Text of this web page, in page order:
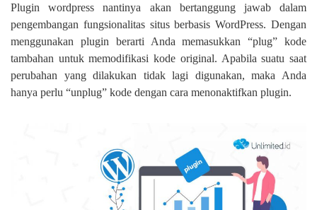
Plugin wordpress nantinya akan bertanggung jawab dalam
pengembangan fungsionalitas situs berbasis WordPress. Dengan
menggunakan plugin berarti Anda memasukkan “plug” kode
tambahan untuk memodifikasi kode original. Apabila suatu saat
perubahan yang dilakukan tidak lagi digunakan, maka Anda
hanya perlu “unplug” kode dengan cara menonaktifkan plugin.